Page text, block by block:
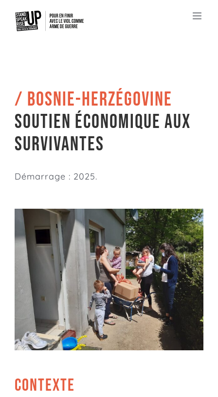
/ BOSNIE-HERZÉGOVINE
Soutien économique aux
Survivantes
Démarrage : 2025.
CONTEXTE